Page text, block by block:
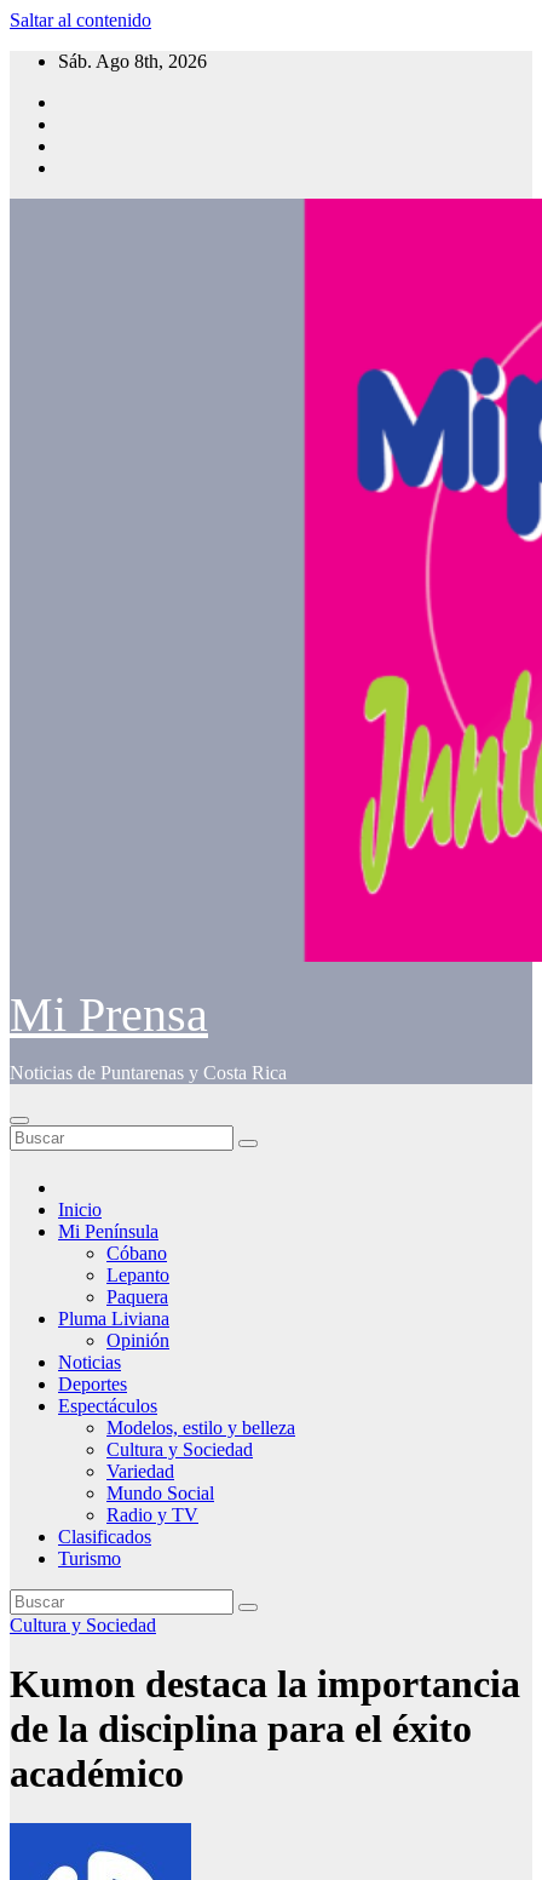
Saltar al contenido
Sáb. Ago 8th, 2026
Mi Prensa
Noticias de Puntarenas y Costa Rica
Inicio
Mi Península
Cóbano
Lepanto
Paquera
Pluma Liviana
Opinión
Noticias
Deportes
Espectáculos
Modelos, estilo y belleza
Cultura y Sociedad
Variedad
Mundo Social
Radio y TV
Clasificados
Turismo
Cultura y Sociedad
Kumon destaca la importancia
de la disciplina para el éxito
académico